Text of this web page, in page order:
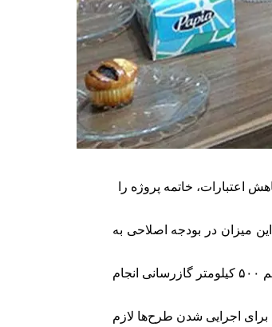
علی‌رغم کاهش اعتبارات، خاتمه پروژه را
۴۸۰ منبع سرمایه‌ای پیش‌بینی شده بود که این میزان در بودجه اصلاحی به
مدیرعامل شرکت گاز استان قزوین ادامه داد: از زمستان ۱۴۰۱ کار ما آغاز شده بود و تا زمستان ۱۴۰۲ حدود ۸۶ تا ۹۰ روستا گازرسانی شد، در سال ۱۴۰۲ هم ۵۰۰ کیلومتر گازرسانی انجام
پیش رو وارد برنامه شود؛ البته برای اجرایی شدن طرح‌ها لازم